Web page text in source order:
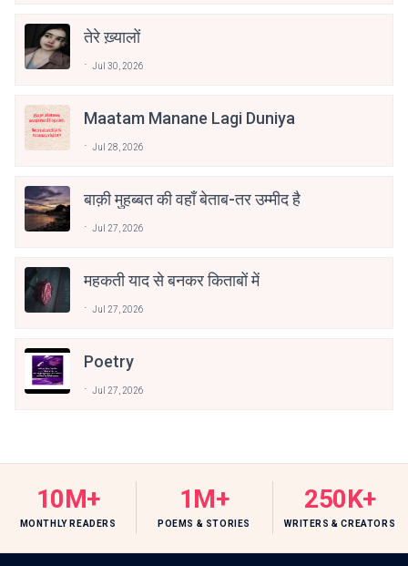
तेरे ख़्यालों
Jul 30, 2026
Maatam Manane Lagi Duniya
Jul 28, 2026
बाक़ी मुहब्बत की वहाँ बेताब-तर उम्मीद है
Jul 27, 2026
महकती याद से बनकर किताबों में
Jul 27, 2026
Poetry
Jul 27, 2026
10M+
MONTHLY READERS
1M+
POEMS & STORIES
250K+
WRITERS & CREATORS